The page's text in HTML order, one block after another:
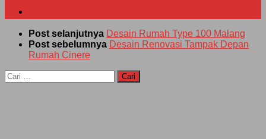
Post selanjutnya Desain Rumah Type 100 Malang
Post sebelumnya Desain Renovasi Tampak Depan
Rumah Cinere
Cari
untuk: